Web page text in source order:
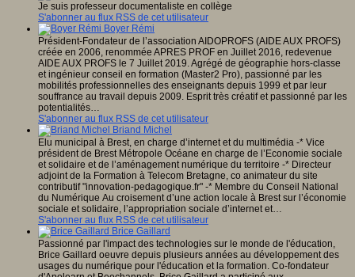
Je suis professeur documentaliste en collège
S'abonner au flux RSS de cet utilisateur
Boyer Rémi
Président-Fondateur de l’association AIDOPROFS (AIDE AUX PROFS)
créée en 2006, renommée APRES PROF en Juillet 2016, redevenue
AIDE AUX PROFS le 7 Juillet 2019. Agrégé de géographie hors-classe
et ingénieur conseil en formation (Master2 Pro), passionné par les
mobilités professionnelles des enseignants depuis 1999 et par leur
souffrance au travail depuis 2009. Esprit très créatif et passionné par les
potentialités…
S'abonner au flux RSS de cet utilisateur
Briand Michel
Elu municipal à Brest, en charge d’internet et du multimédia -* Vice
président de Brest Métropole Océane en charge de l’Economie sociale
et solidaire et de l’aménagement numérique du territoire -* Directeur
adjoint de la Formation à Telecom Bretagne, co animateur du site
contributif "innovation-pedagogique.fr" -* Membre du Conseil National
du Numérique Au croisement d’une action locale à Brest sur l’économie
sociale et solidaire, l’appropriation sociale d’internet et…
S'abonner au flux RSS de cet utilisateur
Brice Gaillard
Passionné par l'impact des technologies sur le monde de l'éducation,
Brice Gaillard oeuvre depuis plusieurs années au développement des
usages du numérique pour l'éducation et la formation. Co-fondateur